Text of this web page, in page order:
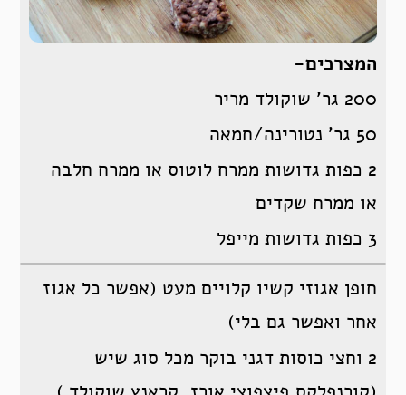
המצרכים-
200 גר’ שוקולד מריר
50 גר’ נטורינה/חמאה
2 כפות גדושות ממרח לוטוס או ממרח חלבה
או ממרח שקדים
3 כפות גדושות מייפל
חופן אגוזי קשיו קלויים מעט (אפשר כל אגוז
אחר ואפשר גם בלי)
2 וחצי כוסות דגני בוקר מכל סוג שיש